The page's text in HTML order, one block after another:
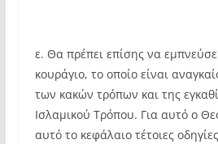
ε. Θα πρέπει επίσης να
κουράγιο, το οποίο είναι
των κακών τρόπων και της
Ισλαμικού Τρόπου. Για αυτό ο
αυτό το κεφάλαιο τέτοιες